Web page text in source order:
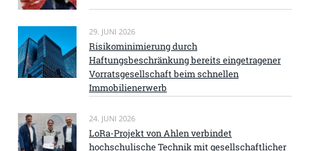
29. JUNI 2026
Risikominimierung durch
Haftungsbeschränkung bereits eingetragener
Vorratsgesellschaft beim schnellen
Immobilienerwerb
24. JUNI 2026
LoRa-Projekt von Ahlen verbindet
hochschulische Technik mit gesellschaftlicher